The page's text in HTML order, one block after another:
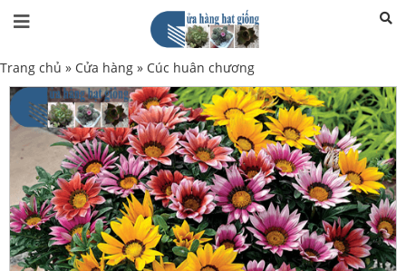
Trang chủ » Cửa hàng » Cúc huân chương